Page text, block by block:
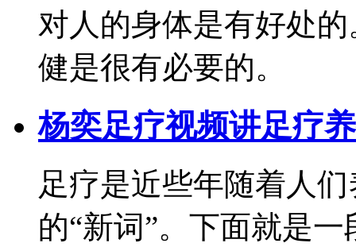
对人的身体是有好处
健是很有必要的。
杨奕足疗视频讲足疗
足疗是近些年随着人
的“新词”。下面就是